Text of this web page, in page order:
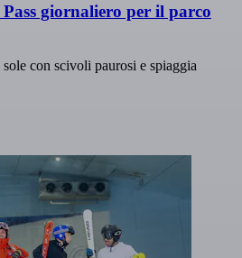
giornaliero per il parco
con scivoli paurosi e spiaggia